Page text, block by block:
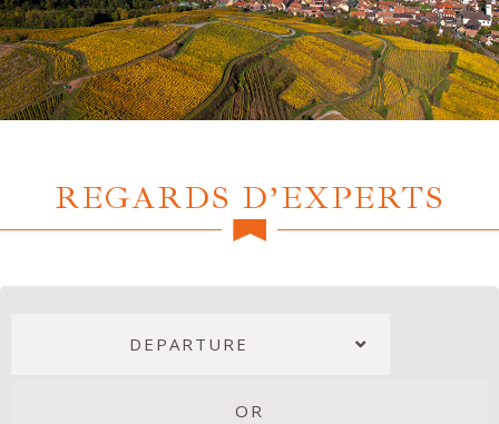
REGARDS D’EXPERTS
DEPARTURE
OR